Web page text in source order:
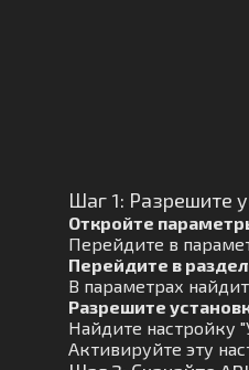
Шаг 1: Разрешите
Откройте
Перейдите в
Перейдите в
В параметрах
Разрешите
Найдите настройку
Активируйте эту